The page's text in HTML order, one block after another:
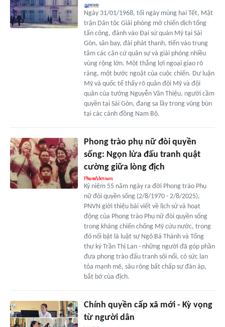
Ngày 31/01/1968, tối ngày mùng hai Tết, Mặt
trận Dân tộc Giải phóng mở chiến dịch tổng
tấn công, đánh vào Đại sứ quán Mỹ tại Sài
Gòn, sân bay, đài phát thanh, tiến vào trung
tâm các căn cứ quân sự và giải phóng nhiều
vùng rộng lớn. Một thắng lợi ngoại giao rõ
ràng, một bước ngoặt của cuộc chiến. Dư luận
Mỹ và quốc tế thấy rõ quân đội Mỹ và đội
quân của tướng Nguyễn Văn Thiệu, người cầm
quyền tại Sài Gòn, đang sa lầy trong vũng bùn
tại các cánh đồng Nam Bộ.
Phong trào phụ nữ đòi quyền
sống: Ngọn lửa đấu tranh quật
cường giữa lòng địch
Kỷ niệm 55 năm ngày ra đời Phong trào Phụ
nữ đòi quyền sống (2/8/1970 - 2/8/2025),
PNVN giới thiệu bài viết về lịch sử và hoạt
động của Phong trào Phụ nữ đòi quyền sống
trong kháng chiến chống Mỹ cứu nước, trong
đó nổi bật là luật sư Ngô Bá Thành và Tổng
thư ký Trần Thị Lan - những người đã góp phần
đưa phong trào đấu tranh sôi nổi, có sức lan
tỏa mạnh mẽ, sâu rộng bất chấp sự đàn áp,
bắt bớ của địch.
Chính quyền cấp xã mới - Kỳ vọng
từ người dân